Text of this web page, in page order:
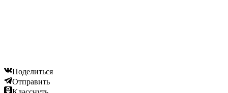
Поделиться
Отправить